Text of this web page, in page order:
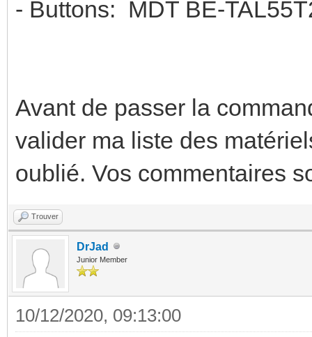
- Buttons: MDT BE-
Avant de passer la
valider ma liste des
oublié. Vos commentaires
Trouver
DrJad
Junior Member
10/12/2020, 09:13:00